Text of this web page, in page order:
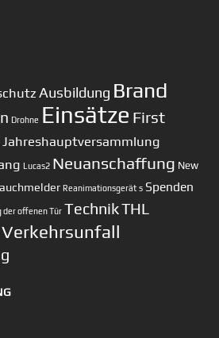
Ausbildung Brand
Drohne Einsätze First
Jahreshauptversammlung
Lucas2 Neuanschaffung New
Reanimationsgerät s Spenden
der offenen Tür TechnikTHL
Verkehrsunfall